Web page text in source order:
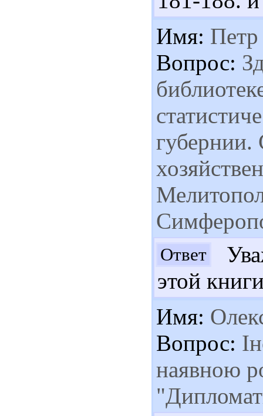
Имя: Петр
Вопрос:
губернии.
Ответ
этой
Имя:
Вопрос:
наявною